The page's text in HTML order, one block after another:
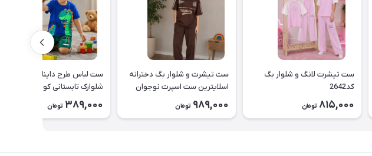
ست تیشرت لانگ و شلوار بگ
کد2642
815,000 تومان
ست تیشرت و شلوار بگ دخترانه
اسلایترین ست اسپرت نوجوان
989,000 تومان
شلوارک تابستانی کودک کد ۲۶۳۸
389,000 تومان